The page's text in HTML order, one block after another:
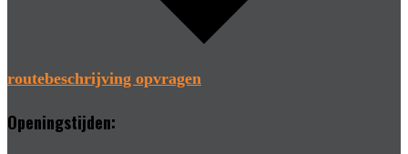
routebeschrijving opvragen
Openingstijden: